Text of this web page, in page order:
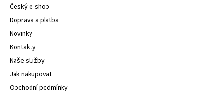
Český e-shop
Doprava a platba
Novinky
Kontakty
Naše služby
Jak nakupovat
Obchodní podmínky